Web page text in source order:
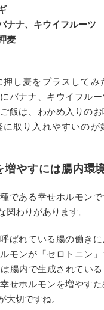
ナナ、キウイフルーツ
麦
押し麦をプラスしてみ
バナナ、キウイフル
飯は、わかめ入りのお
に取り入れやすいのが
増やすには腸内環
である幸せホルモン
関わりがあります。
呼ばれている腸の働き
モンが「セロトニン」
腸内で生成されてい
せホルモンを増やす
大切ですね。